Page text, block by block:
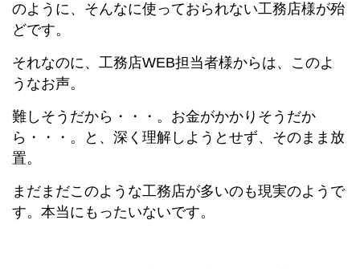
のように、そんなに使っておられない工務店様が殆
どです。
それなのに、工務店WEB担当者様からは、このよ
うなお声。
難しそうだから・・・。お金がかかりそうだか
ら・・・。と、深く理解しようとせず、そのまま放
置。
まだまだこのような工務店が多いのも現実のようで
す。本当にもったいないです。